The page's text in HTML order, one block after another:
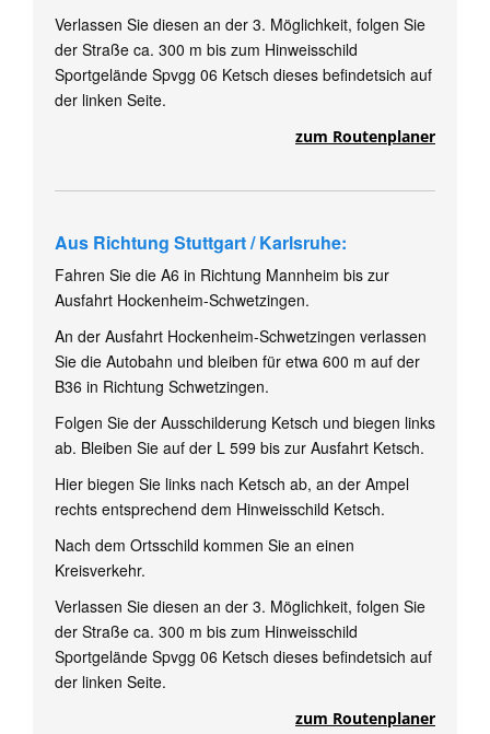
Formulare
Ketscher Entenrennen
Verlassen Sie diesen an der 3. Möglichkeit, folgen Sie
der Straße ca. 300 m bis zum Hinweisschild
Sportgelände Spvgg 06 Ketsch dieses befindetsich auf
der linken Seite.
zum Routenplaner
Aus Richtung Stuttgart / Karlsruhe:
Fahren Sie die A6 in Richtung Mannheim bis zur
Ausfahrt Hockenheim-Schwetzingen.
An der Ausfahrt Hockenheim-Schwetzingen verlassen
Sie die Autobahn und bleiben für etwa 600 m auf der
B36 in Richtung Schwetzingen.
Folgen Sie der Ausschilderung Ketsch und biegen links
ab. Bleiben Sie auf der L 599 bis zur Ausfahrt Ketsch.
Hier biegen Sie links nach Ketsch ab, an der Ampel
rechts entsprechend dem Hinweisschild Ketsch.
Nach dem Ortsschild kommen Sie an einen
Kreisverkehr.
Verlassen Sie diesen an der 3. Möglichkeit, folgen Sie
der Straße ca. 300 m bis zum Hinweisschild
Sportgelände Spvgg 06 Ketsch dieses befindetsich auf
der linken Seite.
zum Routenplaner